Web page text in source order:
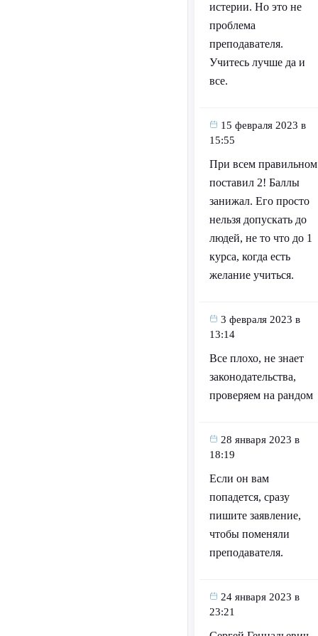
истерии. Но это не
проблема
преподавателя.
Учитесь лучше да и
все.
15 февраля 2023 в
15:55
При всем правильном
поставил 2! Баллы
занижал. Его просто
нельзя допускать до
людей, не то что до 1
курса, когда есть
желание учиться.
3 февраля 2023 в
13:14
Все плохо, не знает
законодательства,
проверяем на рандом
28 января 2023 в
18:19
Если он вам
попадется, сразу
пишите заявление,
чтобы поменяли
преподавателя.
24 января 2023 в
23:21